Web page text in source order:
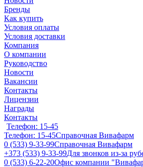
Бренды
Как купить
Условия оплаты
Условия доставки
Компания
О компании
Руководство
Новости
Вакансии
Контакты
Лицензии
Награды
Контакты
Телефон: 15-45
Телефон: 15-45Справочная Вивафарм
0 (533) 9-33-99Справочная Вивафарм
+373 (533) 9-33-99Для звонков из-за
0 (533) 6-22-20Офис компании